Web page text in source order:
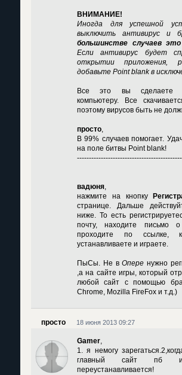
ВНИМАНИЕ!
Иногда для успешной
выключить антивирус и
большинстве случаев
Если антивирус будет
открытии приложения,
добавьте Point blank в
Все это вы сделаете
компьютеру. Все
поэтому вирусов быть не
просто
В 99% случаев помогает.
на поле битвы Point blank!
вадюня
нажмите на кнопку
странице. Дальше
ниже. То есть
почту, находите письмо о
проходите по ссылке,
устанавливаете и играете.
ПыСы. Не вОпере нужно
,а на сайте игры, который
любой сайт с помощью
Chrome, Mozilla FireFox и т.д.)
просто 18 июня 2013 09:27
Gamer,
1. я немогу
главный сайт пб
переустанавливается!